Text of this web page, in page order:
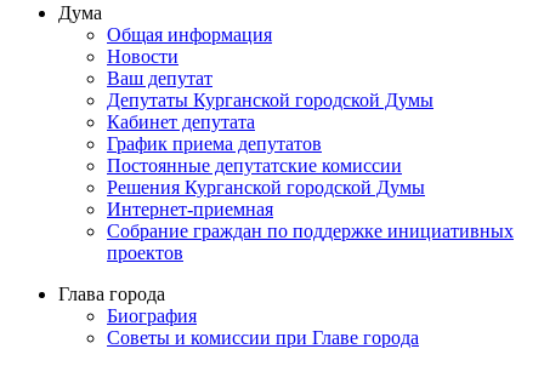
Дума
Общая информация
Новости
Ваш депутат
Депутаты Курганской городской Думы
Кабинет депутата
График приема депутатов
Постоянные депутатские комиссии
Решения Курганской городской Думы
Интернет-приемная
Собрание граждан по поддержке инициативных
проектов
Глава города
Биография
Советы и комиссии при Главе города